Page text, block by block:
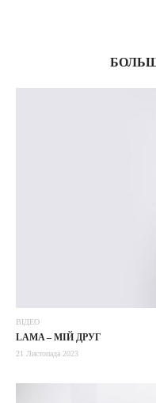
ВІДЕО
LAMA – МІЙ ДРУГ
21 Листопада 2023